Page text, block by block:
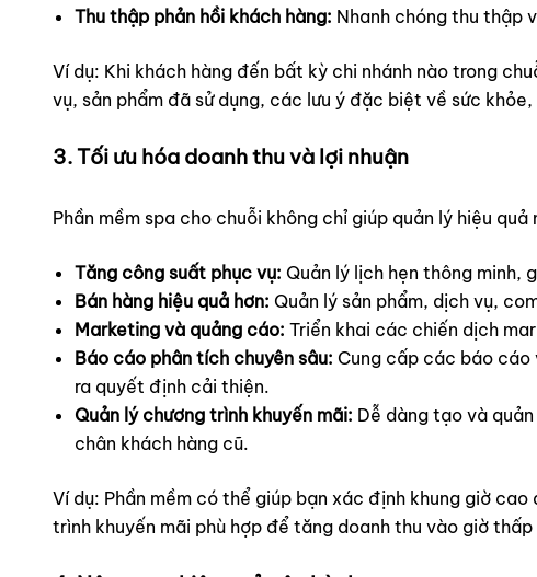
Thu thập phản hồi khách hàng: Nhanh chóng thu thập
Ví dụ: Khi khách hàng đến bất kỳ chi nhánh nào trong
vụ, sản phẩm đã sử dụng, các lưu ý đặc biệt về sức
3. Tối ưu hóa doanh thu và lợi nhuận
Phần mềm spa cho chuỗi không chỉ giúp quản lý hiệu
Tăng công suất phục vụ: Quản lý lịch hẹn thông minh,
Bán hàng hiệu quả hơn: Quản lý sản phẩm, dịch vụ,
Marketing và quảng cáo: Triển khai các chiến dịch
Báo cáo phân tích chuyên sâu: Cung cấp các báo cáo
ra quyết định cải thiện.
Quản lý chương trình khuyến mãi: Dễ dàng tạo và
chân khách hàng cũ.
Ví dụ: Phần mềm có thể giúp bạn xác định khung giờ
trình khuyến mãi phù hợp để tăng doanh thu vào giờ